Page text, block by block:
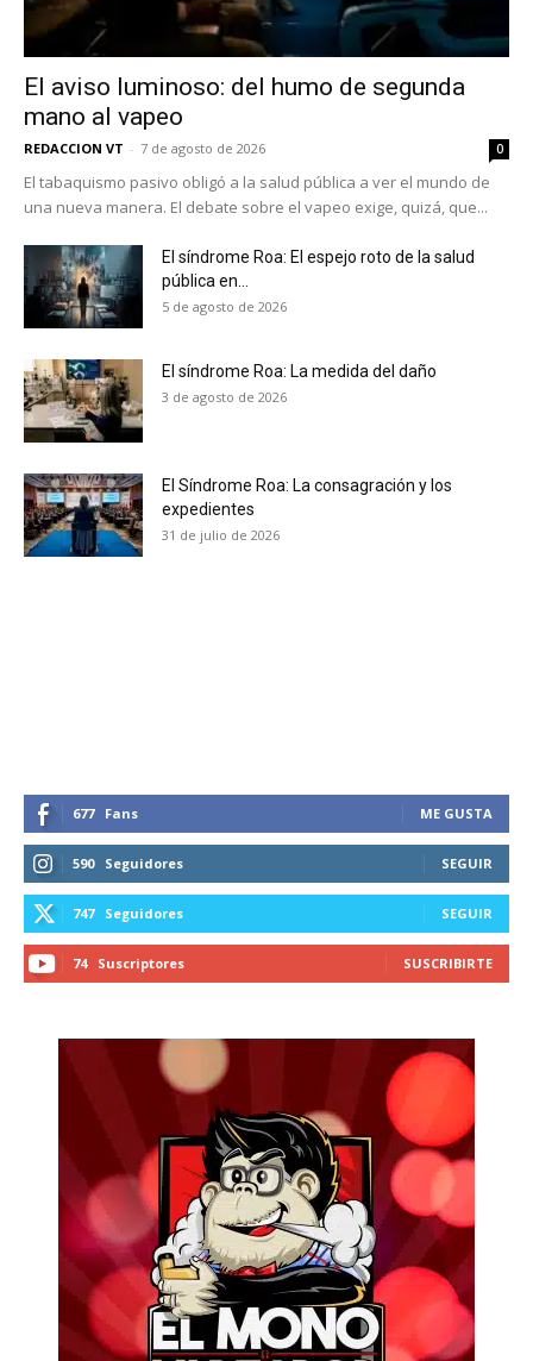
No te pierdas de las
últimas noticias
recibe todas las noticias del vapeo y la
reducción de daños en tu correo
electrónico.
El aviso luminoso: del humo de segunda
mano al vapeo
REDACCION VT - 7 de agosto de 2026 0
El tabaquismo pasivo obligó a la salud pública a ver el mundo de
una nueva manera. El debate sobre el vapeo exige, quizá, que...
El síndrome Roa: El espejo roto de la salud
pública en...
5 de agosto de 2026
El síndrome Roa: La medida del daño
3 de agosto de 2026
El Síndrome Roa: La consagración y los
expedientes
31 de julio de 2026
677 Fans ME GUSTA
590 Seguidores SEGUIR
747 Seguidores SEGUIR
74 Suscriptores SUSCRIBIRTE